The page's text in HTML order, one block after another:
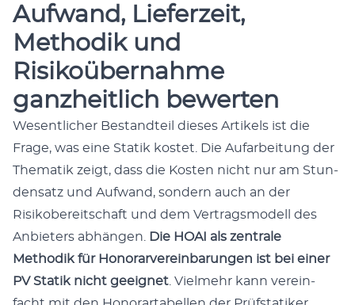
Aufwand, Lieferzeit,
Methodik und
Risikoübernahme
ganzheitlich bewerten
Wesentlich­er Bestandteil dieses Artikels ist die
Frage, was eine Sta­tik kostet. Die Aufar­beitung der
The­matik zeigt, dass die Kosten nicht nur am Stun­
den­satz und Aufwand, son­dern auch an der
Risikobere­itschaft und dem Ver­tragsmod­ell des
Anbi­eters abhän­gen.
Die HOAI als zen­trale
Methodik für Hon­o­rarvere­in­barun­gen ist bei ein­er
PV Sta­tik nicht geeignet . Vielmehr kann vere­in­